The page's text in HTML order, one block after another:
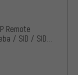
Remote
/ SID / SID